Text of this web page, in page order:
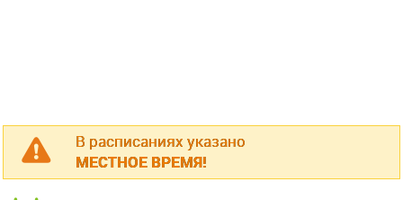
В расписаниях указано
МЕСТНОЕ ВРЕМЯ!